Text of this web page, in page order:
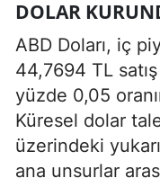
DOLAR
ABD Doları, iç
44,7694 TL
yüzde 0,05
Küresel dolar
üzerindeki
ana unsurlar